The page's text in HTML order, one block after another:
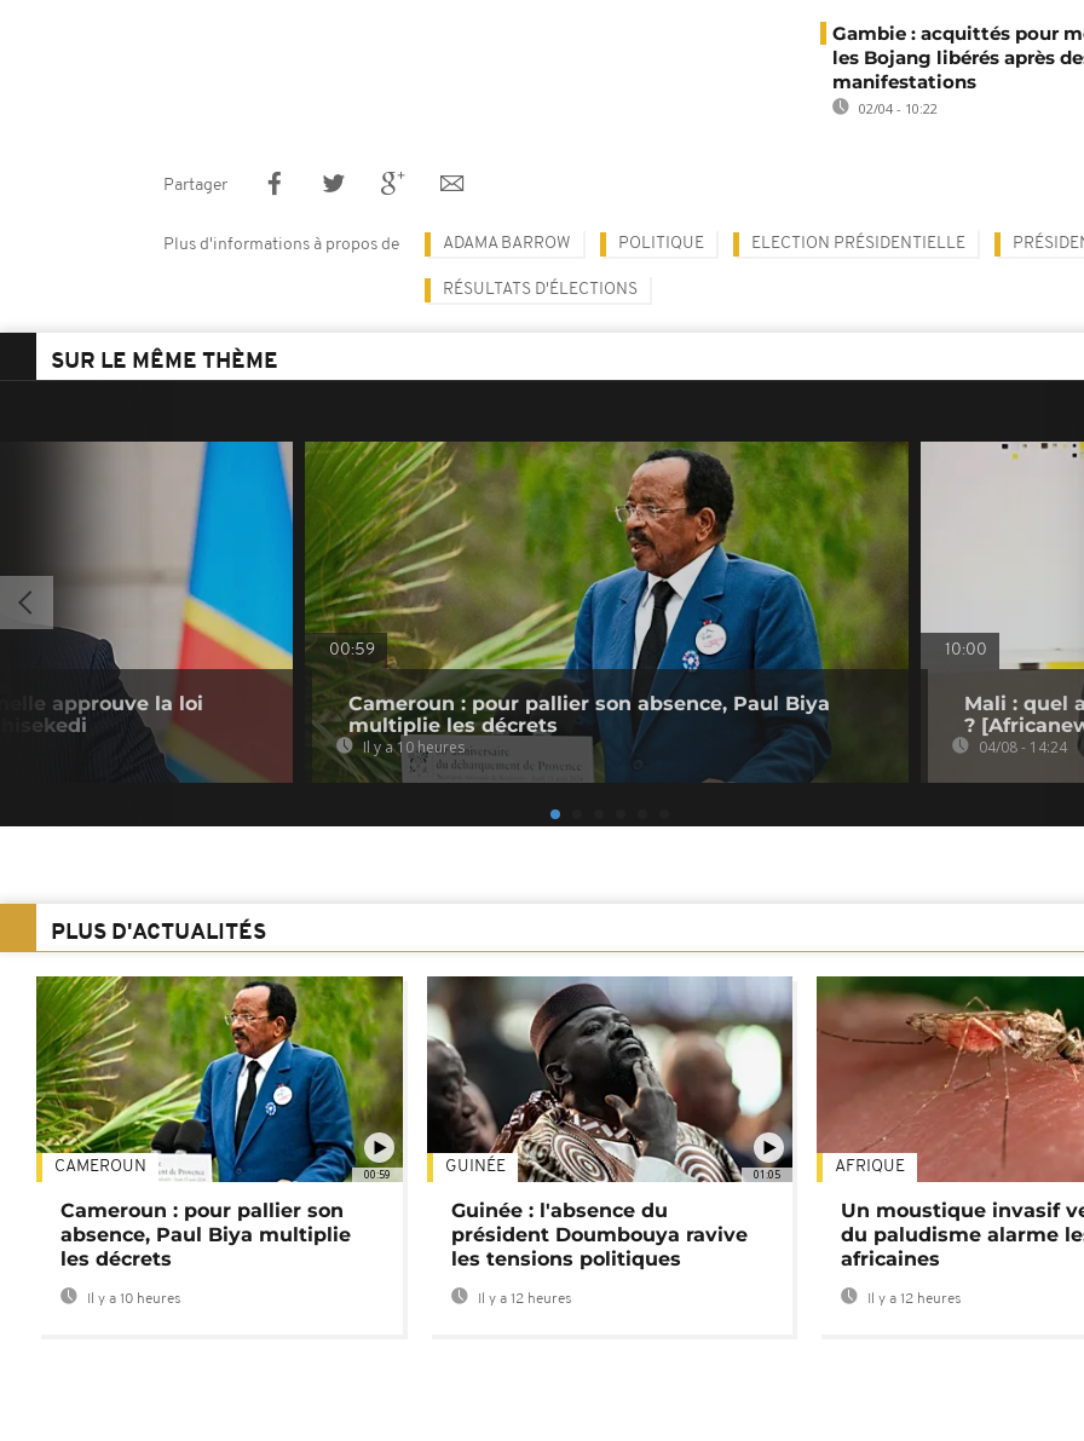
Gambie : acquittés pour
les Bojang libérés après
manifestations
02/04 - 10:22
Partager
Plus d'informations à propos de ADAMA BARROW POLITIQUE ELECTION PRÉSIDENTIELLE
RÉSULTATS D'ÉLECTIONS
SUR LE MÊME THÈME
approuve la loi
00:59
Cameroun : pour pallier son absence, Paul Biya
multiplie les décrets
Il y a 10 heures
10:00
Mali : quel
?
04/08 - 14:24
PLUS D'ACTUALITÉS
00:59
CAMEROUN
Cameroun : pour pallier son
absence, Paul Biya multiplie
les décrets
Il y a 10 heures
01:05
GUINÉE
Guinée : l'absence du
président Doumbouya ravive
les tensions politiques
Il y a 12 heures
AFRIQUE
Un moustique invasif
du paludisme alarme
africaines
Il y a 12 heures